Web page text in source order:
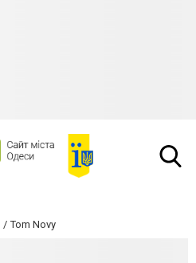
Tom Novy